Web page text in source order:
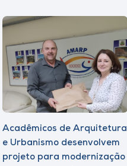
Acadêmicos de Arquitetura
e Urbanismo desenvolvem
projeto para modernização